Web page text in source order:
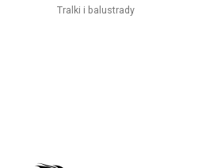
Tralki i balustrady